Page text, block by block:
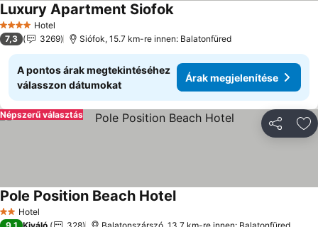
4 KategóriaHotel
Luxury Apartment SiofokÁrak megjelenítése
7,3 3269 Siófok, 15.7 km-re innen: Balatonfüred
A pontos árak megtekintéséhez
válasszon dátumokat
Árak megjelenítése
Népszerű választás
2 Kategória
Hotel
Pole Position Beach HotelÁrak megjelenítése